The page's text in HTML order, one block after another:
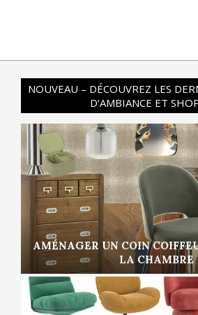
NOUVEAU – DÉCOUVREZ LES
D’AMBIANCE ET
AMÉNAGER UN COIN
LA CHAMBRE